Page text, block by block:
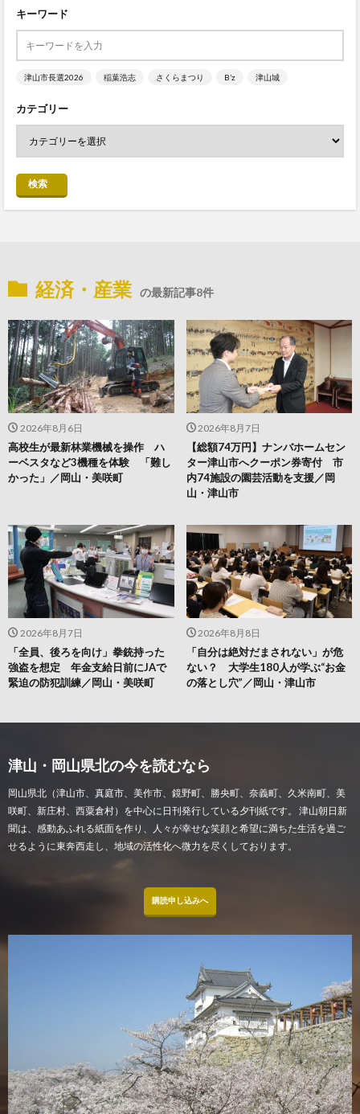
キーワード
津山市長選2026 稲葉浩志 さくらまつり B’z 津山城
カテゴリー
検索
経済・産業 の最新記事8件
2026年8月8日
「自分は絶対だまされない」が危
ない？ 大学生180人が学ぶ“お金
の落とし穴”／岡山・津山市
2026年8月7日
「全員、後ろを向け」拳銃持った
強盗を想定 年金支給日前にJAで
緊迫の防犯訓練／岡山・美咲町
2026年8月7日
【総額74万円】ナンバホームセン
ター津山市へクーポン券寄付 市
内74施設の園芸活動を支援／岡
山・津山市
2026年8月6日
高校生が最新林業機械を操作 ハ
ーベスタなど3機種を体験 「難し
かった」／岡山・美咲町
津山・岡山県北の今を読むなら
岡山県北（津山市、真庭市、美作市、鏡野町、勝央町、奈義町、久米南町、美
咲町、新庄村、西粟倉村）を中心に日刊発行している夕刊紙です。 津山朝日新
聞は、感動あふれる紙面を作り、人々が幸せな笑顔と希望に満ちた生活を過ご
せるように東奔西走し、地域の活性化へ微力を尽くしております。
購読申し込みへ